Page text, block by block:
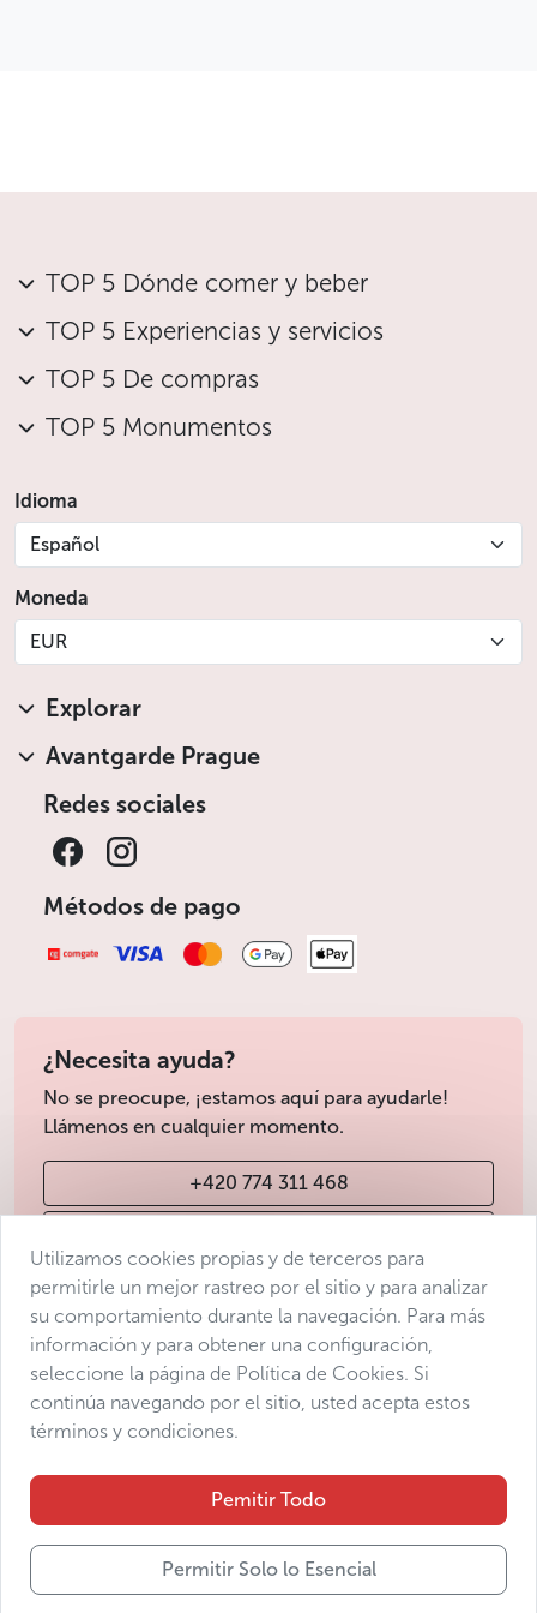
TOP 5 Dónde comer y beber
TOP 5 Experiencias y servicios
TOP 5 De compras
TOP 5 Monumentos
Idioma
Español
Moneda
EUR
Explorar
Avantgarde Prague
Redes sociales
Métodos de pago
¿Necesita ayuda?
No se preocupe, ¡estamos aquí para ayudarle!
Llámenos en cualquier momento.
+420 774 311 468
Condiciones de venta
Protección de datos
Declaración de accesibilidad
Manage consent
Utilizamos cookies propias y de terceros para
permitirle un mejor rastreo por el sitio y para analizar
su comportamiento durante la navegación. Para más
información y para obtener una configuración,
seleccione la página de Política de Cookies. Si
continúa navegando por el sitio, usted acepta estos
términos y condiciones.
Pemitir Todo
Permitir Solo lo Esencial